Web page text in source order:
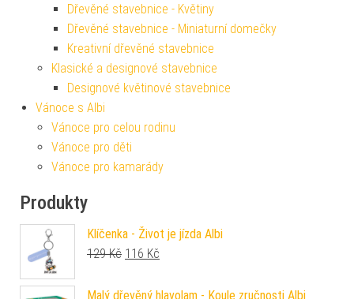
Dřevěné stavebnice - Květiny
Dřevěné stavebnice - Miniaturní domečky
Kreativní dřevěné stavebnice
Klasické a designové stavebnice
Designové květinové stavebnice
Vánoce s Albi
Vánoce pro celou rodinu
Vánoce pro děti
Vánoce pro kamarády
Produkty
Klíčenka - Život je jízda Albi
129Kč Původní cena byla: 129 Kč.
116 Kč
Malý dřevěný hlavolam - Koule zručnosti Albi